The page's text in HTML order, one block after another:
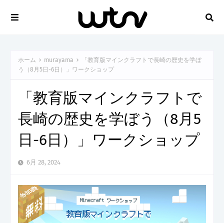
ホーム murayama
「教育版マインクラフトで長崎の歴史を学ぼ
う（8月5日-6日）」ワークショップ
「教育版マインクラフトで
長崎の歴史を学ぼう（8月5
日-6日）」ワークショップ
6月 28, 2024